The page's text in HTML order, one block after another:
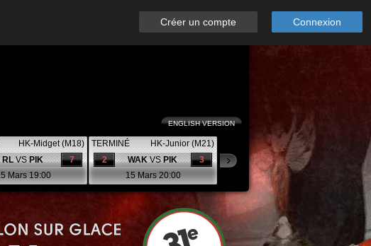
Connexion
Créer un compte
ENGLISH VERSION
HK-Midget (M18)
7
RLVSPIK
Mars 19:00
TERMINÉ
HK-Junior (M21)
3
2 WAKVSPIK
15 Mars 20:00